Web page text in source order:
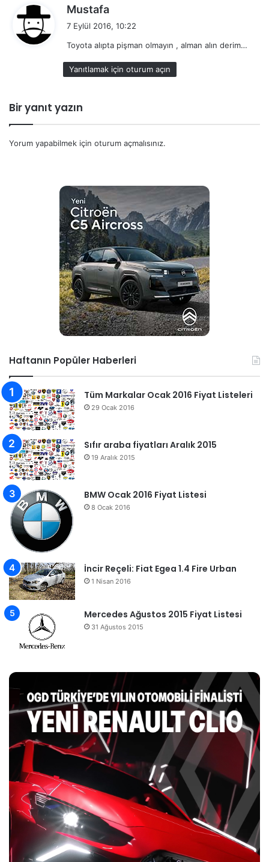
Mustafa
e
i
k
i
7 Eylül 2016, 10:22
Toyota alıpta pişman olmayın , alman alın derim…
Yanıtlamak için oturum açın
Bir yanıt yazın
Yorum yapabilmek için oturum açmalısınız.
Haftanın Popüler Haberleri
Tüm Markalar Ocak 2016 Fiyat Listeleri
29 Ocak 2016
Sıfır araba fiyatları Aralık 2015
19 Aralık 2015
BMW Ocak 2016 Fiyat Listesi
8 Ocak 2016
İncir Reçeli: Fiat Egea 1.4 Fire Urban
1 Nisan 2016
Mercedes Ağustos 2015 Fiyat Listesi
31 Ağustos 2015